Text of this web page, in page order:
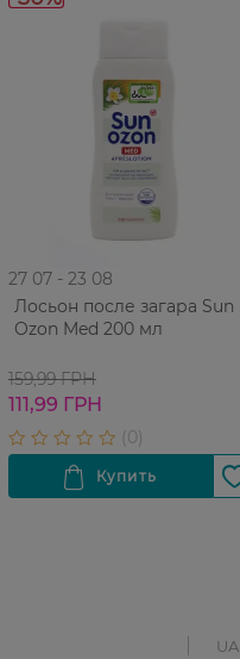
27 07 - 23 08
Лосьон после загара Sun
Ozon Med 200 мл
159,99 ГРН
111,99 ГРН
UA